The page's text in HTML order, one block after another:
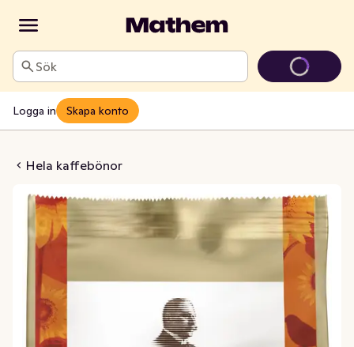
Sök
Logga in Skapa konto
Hela kaffebönor
Mellanmörk